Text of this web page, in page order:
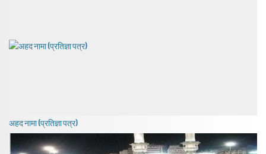
अहद नामा (प्रतिज्ञा पत्र)